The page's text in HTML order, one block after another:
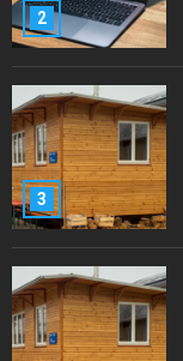
2
3